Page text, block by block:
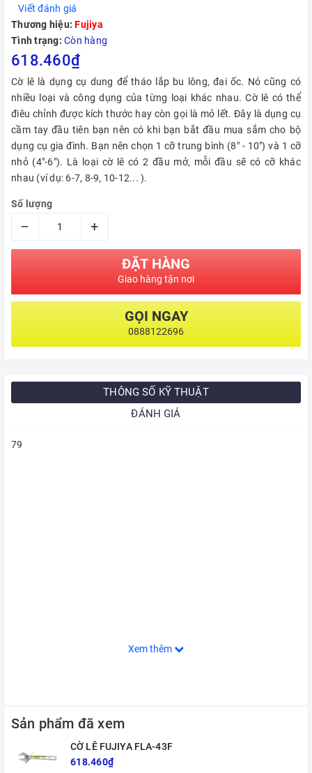
Viết đánh giá
Thương hiệu: Fujiya
Tình trạng: Còn hàng
618.460₫
Cờ lê là dụng cụ dung để tháo lắp bu lông, đai ốc. Nó cũng có
nhiều loại và công dụng của từng loại khác nhau. Cờ lê có thể
điêu chỉnh được kích thước hay còn gọi là mỏ lết. Đây là dụng cụ
cầm tay đầu tiên bạn nên có khi bạn bắt đầu mua sắm cho bộ
dụng cụ gia đình. Bạn nên chọn 1 cỡ trung bình (8" - 10") và 1 cỡ
nhỏ (4"-6"). Là loại cờ lê có 2 đầu mở, mỗi đầu sẽ có cỡ khác
nhau (ví dụ: 6-7, 8-9, 10-12... ).
Số lượng
– +
ĐẶT HÀNG
Giao hàng tận nơi
GỌI NGAY
0888122696
THÔNG SỐ KỸ THUẬT
ĐÁNH GIÁ
79
Xem thêm
Sản phẩm đã xem
CỜ LÊ FUJIYA FLA-43F
618.460₫